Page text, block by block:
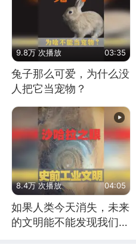
9.8万 次播放 03:35
兔子那么可爱，为什么没
人把它当宠物？
8.4万 次播放 04:05
如果人类今天消失，未来
的文明能不能发现我们存